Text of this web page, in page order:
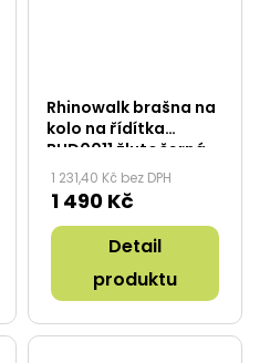
Rhinowalk brašna na
kolo na řídítka
BHD0011 žlutočerná
1 231,40 Kč bez DPH
1 490 Kč
Detail
produktu